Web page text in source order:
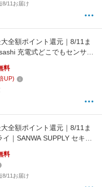
8/11お届け
大全額ポイント還元｜8/11ま
充電式どこでもセンサー
料
UP)
大全額ポイント還元｜8/11ま
｜SANWA SUPPLY セキュ
SC03GY
料
8/11お届け